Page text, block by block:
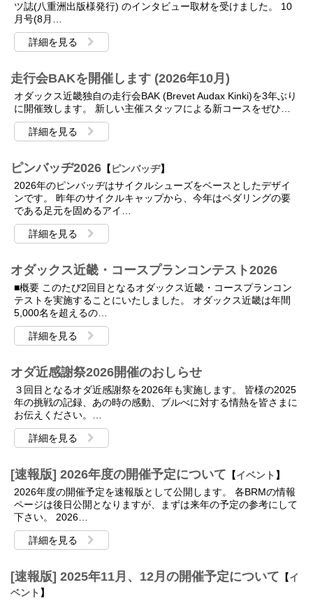
ツ誌(八重洲出版様発行) のインタビュー取材を受けました。 10
月号(8月…
詳細を見る
走行会BAKを開催します (2026年10月)
オダックス近畿独自の走行会BAK (Brevet Audax Kinki)を3年ぶり
に開催致します。 新しい主催スタッフによる新コースをぜひ…
詳細を見る
ピンバッヂ2026 【ピンバッヂ】
2026年のピンバッヂはサイクルシューズをベースとしたデザイ
ンです。 昨年のサイクルキャップから、今年はペダリングの要
である足元を固めるアイ…
詳細を見る
オダックス近畿・コースプランコンテスト2026
■概要 このたび2回目となるオダックス近畿・コースプランコン
テストを実施することにいたしました。 オダックス近畿は年間
5,000名を超えるの…
詳細を見る
オダ近感謝祭2026開催のおしらせ
３回目となるオダ近感謝祭を2026年も実施します。 皆様の2025
年の挑戦の記録、あの時の感動、ブルべに対する情熱を皆さまに
お伝えください。…
詳細を見る
[速報版] 2026年度の開催予定について 【イベント 】
2026年度の開催予定を速報版として公開します。 各BRMの情報
ページは後日公開となりますが、まずは来年の予定の参考にして
下さい。 2026…
詳細を見る
[速報版] 2025年11月、12月の開催予定について 【イ
ベント 】